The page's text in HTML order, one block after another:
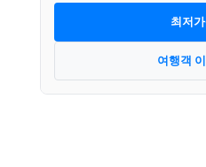
최저
여행객